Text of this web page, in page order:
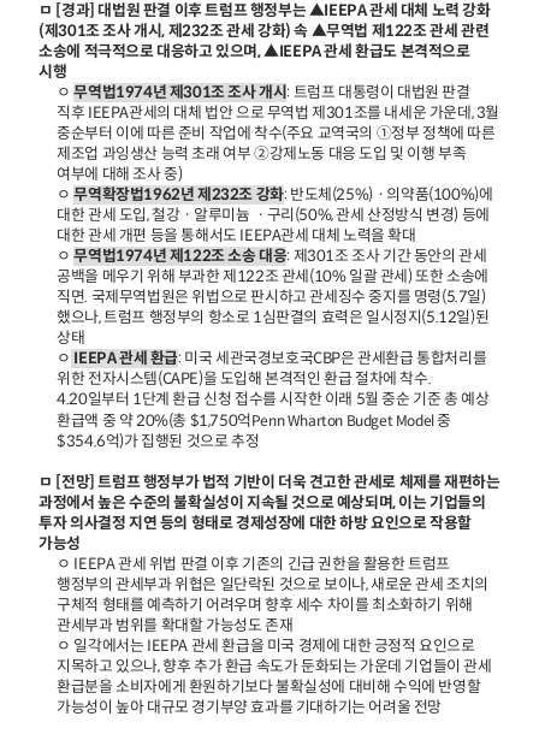
ㅁ [경과] 대법원 판결 이후 트럼프 행정부는 ▲IEEPA 관세 대체 노력 강화
(제301조 조사 개시, 제232조 관세 강화) 속 ▲무역법 제122조 관세 관련
소송에 적극적으로 대응하고 있으며, ▲IEEPA 관세 환급도 본격적으로
시행
ㅇ무역법1974년 제301조 조사 개시 : 트럼프 대통령이 대법원 판결
직후 IEEPA관세의 대체 법안 으로 무역법 제301조를 내세운 가운데, 3월
중순부터 이에 따른 준비 작업에 착수(주요 교역국의 ①정부 정책에 따른
제조업 과잉생산 능력 초래 여부 ②강제노동 대응 도입 및 이행 부족
여부에 대해 조사 중)
ㅇ무역확장법1962년 제232조 강화: 반도체(25%)ㆍ의약품(100%)에
대한 관세 도입, 철강ㆍ알루미늄 ㆍ구리(50%, 관세 산정방식 변경) 등에
대한 관세 개편 등을 통해서도 IEEPA관세 대체 노력을 확대
ㅇ무역법1974년 제122조 소송 대응: 제301조 조사 기간 동안의 관세
공백을 메우기 위해 부과한 제122조 관세(10% 일괄 관세) 또한 소송에
직면. 국제무역법원은 위법으로 판시하고 관세징수 중지를 명령(5.7일)
했으나, 트럼프 행정부의 항소로 1심판결의 효력은 일시정지(5.12일)된
상태
ㅇ IEEPA 관세 환급: 미국 세관국경보호국CBP은 관세환급 통합처리를
위한 전자시스템(CAPE)을 도입해 본격적인 환급 절차에 착수.
4.20일부터 1단계 환급 신청 접수를 시작한 이래 5월 중순 기준 총 예상
환급액 중 약 20%(총 $1,750억 Penn Wharton Budget Model 중
$354.6억)가 집행된 것으로 추정
ㅁ [전망] 트럼프 행정부가 법적 기반이 더욱 견고한 관세로 체제를 재편하는
과정에서 높은 수준의 불확실성이 지속될 것으로 예상되며, 이는 기업들의
투자 의사결정 지연 등의 형태로 경제성장에 대한 하방 요인으로 작용할
가능성
ㅇ IEEPA 관세 위법 판결 이후 기존의 긴급 권한을 활용한 트럼프
행정부의 관세부과 위협은 일단락된 것으로 보이나, 새로운 관세 조치의
구체적 형태를 예측하기 어려우며 향후 세수 차이를 최소화하기 위해
관세부과 범위를 확대할 가능성도 존재
ㅇ 일각에서는 IEEPA 관세 환급을 미국 경제에 대한 긍정적 요인으로
지목하고 있으나, 향후 추가 환급 속도가 둔화되는 가운데 기업들이 관세
환급분을 소비자에게 환원하기보다 불확실성에 대비해 수익에 반영할
가능성이 높아 대규모 경기부양 효과를 기대하기는 어려울 전망